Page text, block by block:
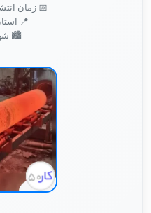
📅 زمان
📍
🏙️